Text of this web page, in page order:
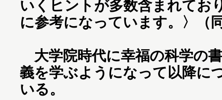
いくヒントが多数含まれてお
に参考になっています。〉（
大学院時代に幸福の科学の
義を学ぶようになって以降に
いる。